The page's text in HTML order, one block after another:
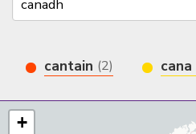
cantain (2) cana
+